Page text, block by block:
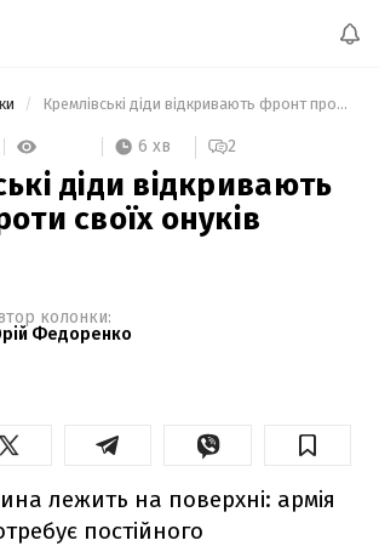
Кремлівські діди відкривають фронт проти своїх онуків
6 хв 2
діди відкривають
своїх онуків
колонки:
Федоренко
лежить на поверхні: армія
постійного